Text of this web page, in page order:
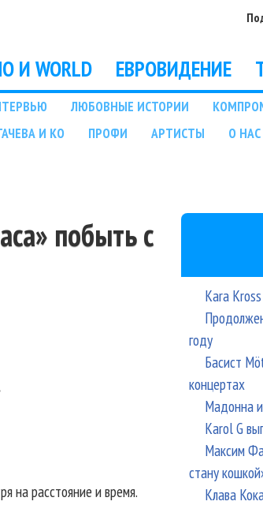
И WORLD ЕВРОВИДЕНИЕ
ЛЮБОВНЫЕ ИСТОРИИ
И КО ПРОФИ АРТИСТЫ О НАС
побыть с
на расстояние и время.
Kara
году
Басист
концертах
Мадонна
Karol G
Максим
стану
Клава